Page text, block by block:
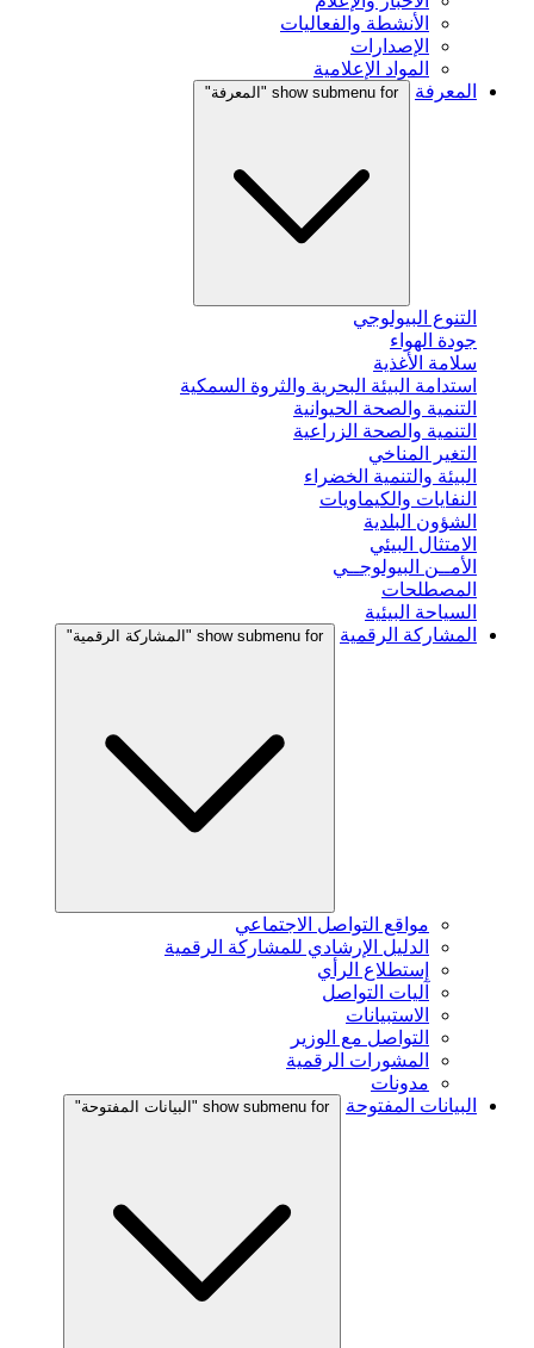
الأنشطة والفعاليات
الإصدارات
المواد الإعلامية
المعرفة
show submenu for "المعرفة"
التنوع البيولوجي
جودة الهواء
سلامة الأغذية
استدامة البيئة البحرية والثروة السمكية
التنمية والصحة الحيوانية
التنمية والصحة الزراعية
التغير المناخي
البيئة والتنمية الخضراء
النفايات والكيماويات
الشؤون البلدية
الامتثال البيئي
الأمــن البيولوجــي
المصطلحات
السياحة البيئية
المشاركة الرقمية
show submenu for "المشاركة الرقمية"
مواقع التواصل الاجتماعي
الدليل الإرشادي للمشاركة الرقمية
إستطلاع الرأي
آليات التواصل
الاستبيانات
التواصل مع الوزير
المشورات الرقمية
مدونات
البيانات المفتوحة
show submenu for "البيانات المفتوحة"